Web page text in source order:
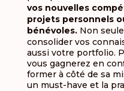
vos nouvelles
projets personnels
bénévoles.Non
consolider vos
aussi votre portfolio.
vous gagnerez en
former à côté de sa
un must-have et la